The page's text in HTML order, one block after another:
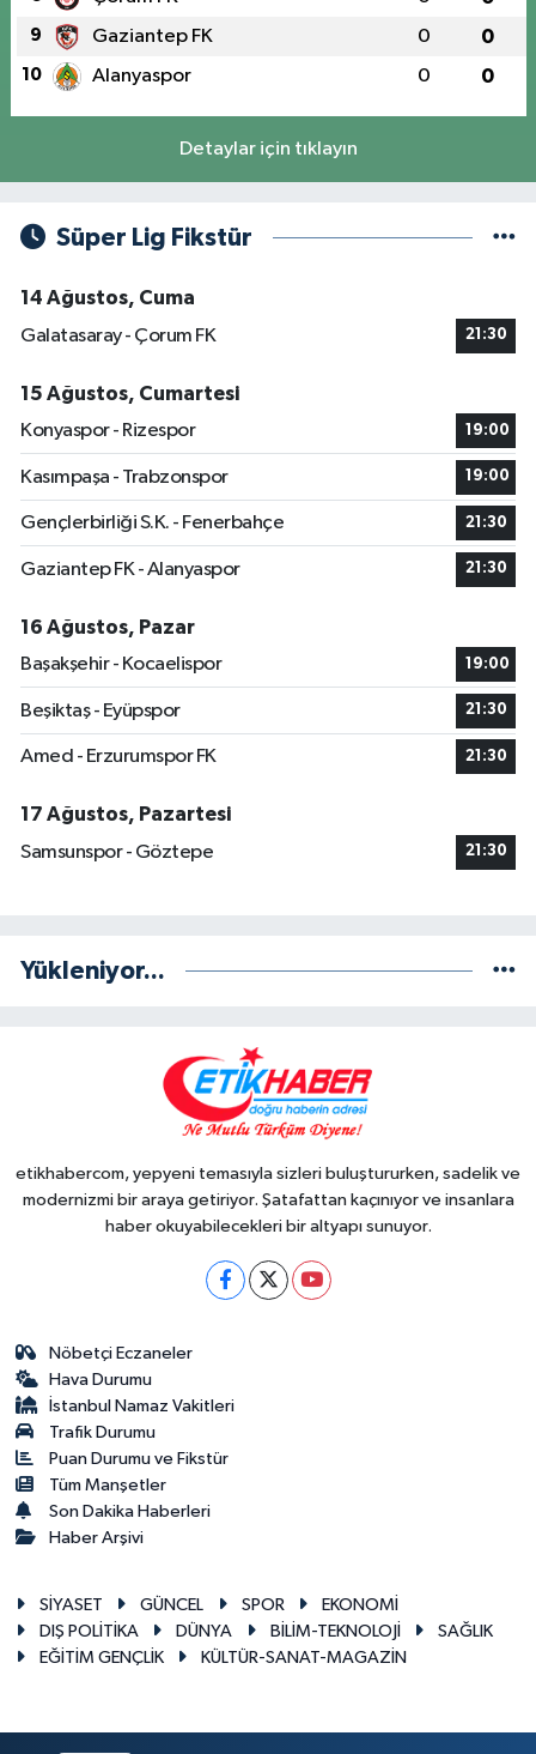
9 Gaziantep FK 0 0
10 Alanyaspor 0 0
Detaylar için tıklayın
Süper Lig Fikstür
14 Ağustos, Cuma
Galatasaray - Çorum FK
21:30
15 Ağustos, Cumartesi
Konyaspor - Rizespor
19:00
Kasımpaşa - Trabzonspor 19:00
Gençlerbirliği S.K. - Fenerbahçe 21:30
Gaziantep FK - Alanyaspor 21:30
16 Ağustos, Pazar
Başakşehir - Kocaelispor
19:00
Beşiktaş - Eyüpspor 21:30
Amed - Erzurumspor FK 21:30
17 Ağustos, Pazartesi
Samsunspor - Göztepe
21:30
Yükleniyor...
etikhabercom, yepyeni temasıyla sizleri buluştururken, sadelik ve
modernizmi bir araya getiriyor. Şatafattan kaçınıyor ve insanlara
haber okuyabilecekleri bir altyapı sunuyor.
Nöbetçi Eczaneler
Hava Durumu
İstanbul Namaz Vakitleri
Trafik Durumu
Puan Durumu ve Fikstür
Tüm Manşetler
Son Dakika Haberleri
Haber Arşivi
SİYASET GÜNCEL SPOR
EKONOMİ
DIŞ POLİTİKA
DÜNYA BİLİM-TEKNOLOJİ
SAĞLIK
EĞİTİM GENÇLİK
KÜLTÜR-SANAT-MAGAZİN